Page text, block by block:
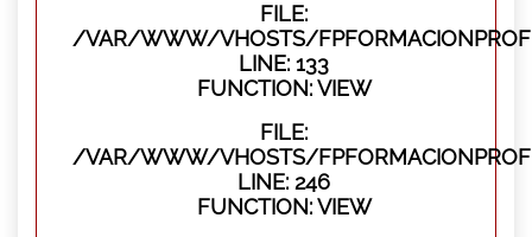
FILE:
/VAR/WWW/VHOSTS/
LINE: 133
FUNCTION: VIEW
FILE:
/VAR/WWW/VHOSTS/
LINE: 246
FUNCTION: VIEW